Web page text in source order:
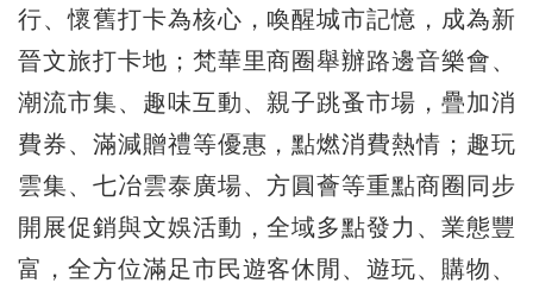
行、懷舊打卡為核心，喚醒城市記憶，成為新
晉文旅打卡地；梵華里商圈舉辦路邊音樂會、
潮流市集、趣味互動、親子跳蚤市場，疊加消
費券、滿減贈禮等優惠，點燃消費熱情；趣玩
雲集、七冶雲泰廣場、方圓薈等重點商圈同步
開展促銷與文娛活動，全域多點發力、業態豐
富，全方位滿足市民遊客休閒、遊玩、購物、